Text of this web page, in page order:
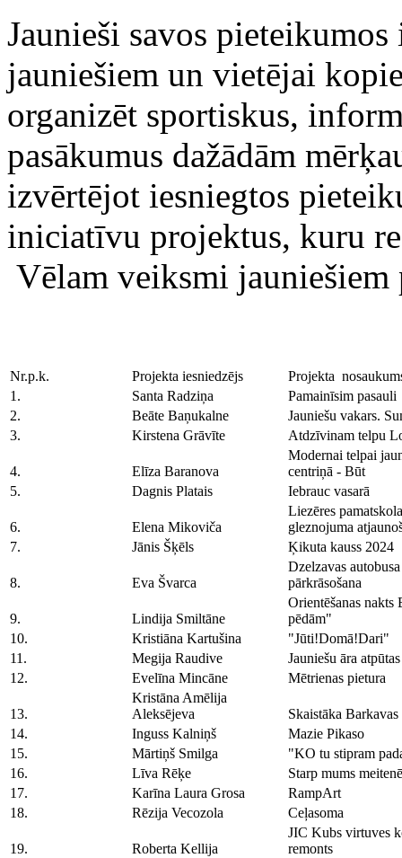
Jaunieši savos
jauniešiem un vietējai
organizēt sportiskus,
pasākumus dažādām
izvērtējot iesniegtos
iniciatīvu projektus, kuru
Vēlam veiksmi
Nr.p.k. Projekta iesniedzējs
Projekta
1.
Santa Radziņa
Pamainīsim pasauli
2.
Beāte Baņukalne
Jauniešu vakars.
3.
Kirstena Grāvīte Atdzīvinam telpu
4. Elīza Baranova
Modernai telpai
centriņā - Būt
5.
Dagnis Platais Iebrauc vasarā
6. Elena Mikoviča
Liezēres
gleznojuma
7.
Jānis Šķēls Ķikuta kauss 2024
8. Eva Švarca
Dzelzavas
pārkrāsošana
9. Lindija Smiltāne
Orientēšanas nakts
pēdām"
10.
Kristiāna Kartušina
"Jūti!Domā!Dari"
11.
Megija Raudive
Jauniešu āra
12.
Evelīna Mincāne Mētrienas pietura
13.
Kristāna Amēlija
Aleksējeva
Skaistāka Barkavas
14.
Inguss Kalniņš
Mazie Pikaso
15.
Mārtiņš Smilga
"KO tu stipram
16.
Līva Rēķe
Starp mums
17.
Karīna Laura Grosa
RampArt
18.
Rēzija Vecozola Ceļasoma
19. Roberta Kellija
JIC Kubs virtuves
remonts